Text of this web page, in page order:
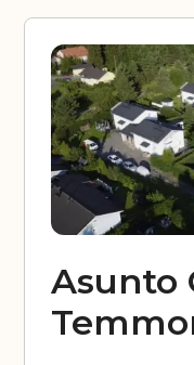
Asunto